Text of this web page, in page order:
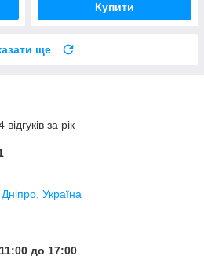
Купити
ще
за рік
Україна
до 17:00